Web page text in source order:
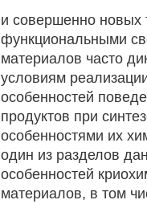
и совершенно новых
функциональными
материалов часто
условиям
особенностей
продуктов при
особенностями их
один из разделов
особенностей
материалов, в том